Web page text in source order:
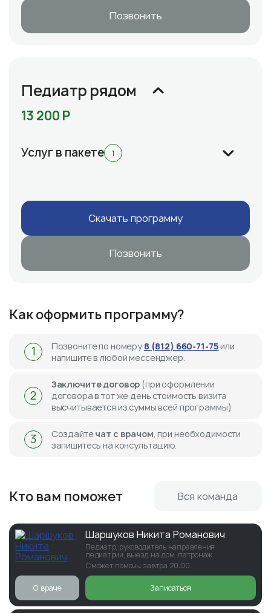
Позвонить
Педиатр рядом
13 200 Р
Услуг в пакете 1
Cкачать программу
Позвонить
Как оформить программу?
1 Позвоните по номеру 8 (812) 660-71-75 или
напишите в любой мессенджер.
2
Заключите договор (при оформлении
договора в тот же день стоимость визита
высчитывается из суммы всей программы).
3 Создайтечат с врачом, при необходимости
запишитесь на консультацию.
Кто вам поможет Вся команда
Шаршуков Никита Романович
Педиатр, руководитель направления
педиатрии, выезд на дом, патронаж
Сможет помочь: завтра 20:00
О враче Записаться